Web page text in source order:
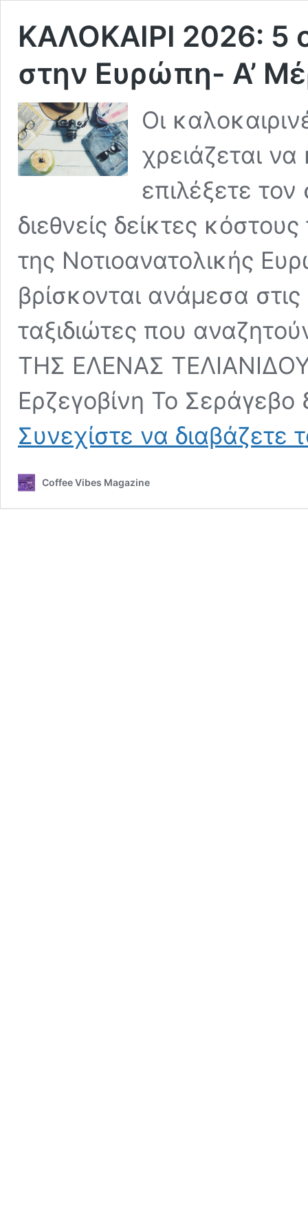
ΚΑΛΟΚΑΙΡΙ 2026: 5
στην Ευρώπη- Α’
Οι
χρειάζεται
επιλέξετε
διεθνείς δείκτες
της Νοτιοανατολικής
βρίσκονται ανάμεσα στις
ταξιδιώτες που
ΤΗΣ ΕΛΕΝΑΣ
Ερζεγοβίνη Το
Συνεχίστε να διαβάζετε
Coffee Vibes Magazine